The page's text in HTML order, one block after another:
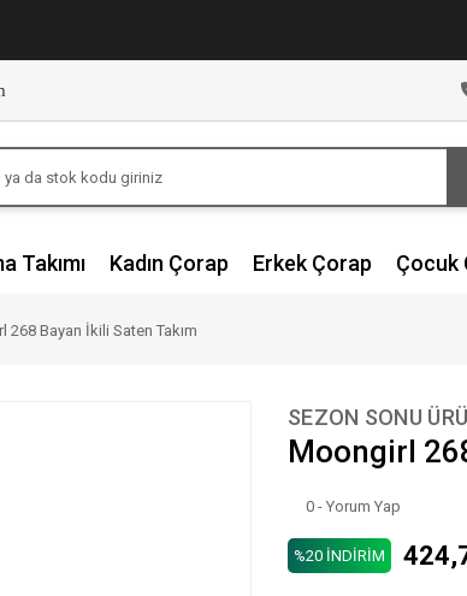
Takımı Kadın Çorap Erkek Çorap Çocuk
268 Bayan İkili Saten Takım
SEZON SONU
Moongirl
0 - Yorum Yap
%20 İNDİRİM